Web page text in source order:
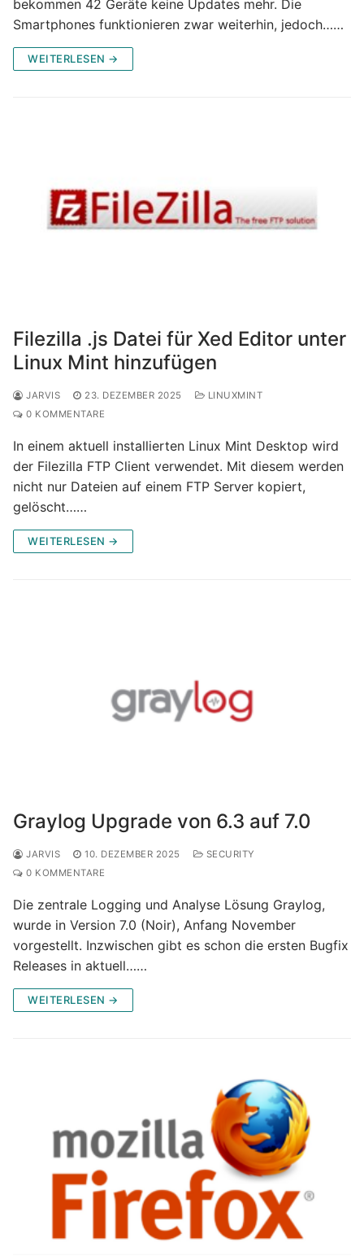
bekommen 42 Geräte keine Updates mehr. Die
Smartphones funktionieren zwar weiterhin, jedoch……
WEITERLESEN →
Filezilla .js Datei für Xed Editor unter
Linux Mint hinzufügen
JARVIS 23. DEZEMBER 2025
LINUXMINT
0 KOMMENTARE
In einem aktuell installierten Linux Mint Desktop wird
der Filezilla FTP Client verwendet. Mit diesem werden
nicht nur Dateien auf einem FTP Server kopiert,
gelöscht……
WEITERLESEN →
Graylog Upgrade von 6.3 auf 7.0
JARVIS 10. DEZEMBER 2025
SECURITY
0 KOMMENTARE
Die zentrale Logging und Analyse Lösung Graylog,
wurde in Version 7.0 (Noir), Anfang November
vorgestellt. Inzwischen gibt es schon die ersten Bugfix
Releases in aktuell……
WEITERLESEN →